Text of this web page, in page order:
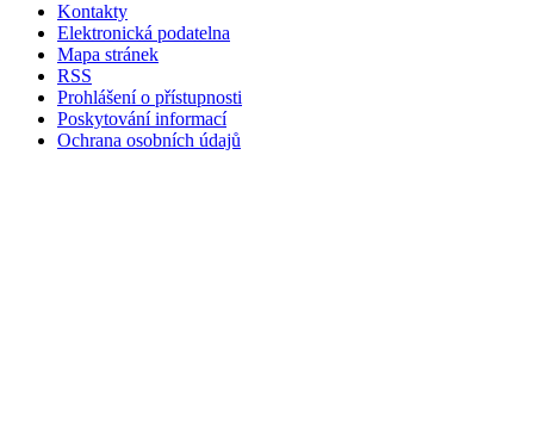
Kontakty
Elektronická podatelna
Mapa stránek
RSS
Prohlášení o přístupnosti
Poskytování informací
Ochrana osobních údajů